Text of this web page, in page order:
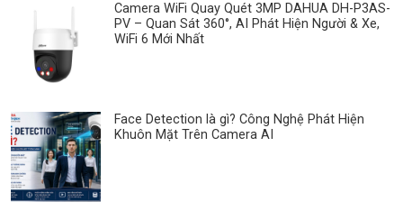
Camera WiFi Quay Quét 3MP DAHUA DH-P3AS-
PV – Quan Sát 360°, AI Phát Hiện Người & Xe,
WiFi 6 Mới Nhất
Face Detection là gì? Công Nghệ Phát Hiện
Khuôn Mặt Trên Camera AI